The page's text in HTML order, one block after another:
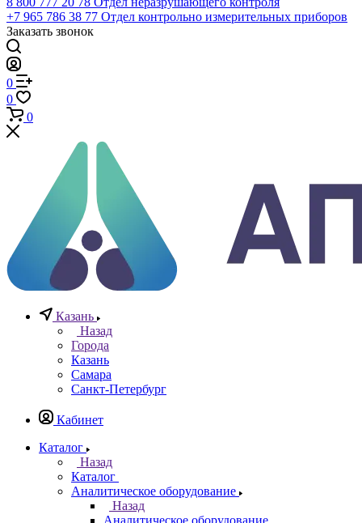
Телефоны
+7 (812) 640-40-13
8 800 777 20 78
+7 965 786 38 77
Заказать звонок
0
Назад
Города
Казань
Самара
Санкт-Петербург